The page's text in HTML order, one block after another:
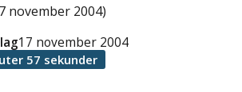
november 2004)
17 november 2004
57 sekunder